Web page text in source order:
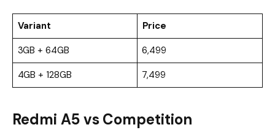
Variant
Price
3GB + 64GB
₹6,499
4GB + 128GB
₹7,499
Redmi A5 vs Competition